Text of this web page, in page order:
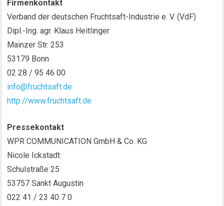
Firmenkontakt
Verband der deutschen Fruchtsaft-Industrie e. V. (VdF)
Dipl.-Ing. agr. Klaus Heitlinger
Mainzer Str. 253
53179 Bonn
02 28 / 95 46 00
info@fruchtsaft.de
http://www.fruchtsaft.de
Pressekontakt
WPR COMMUNICATION GmbH & Co. KG
Nicole Ickstadt
Schulstraße 25
53757 Sankt Augustin
022 41 / 23 40 7 0